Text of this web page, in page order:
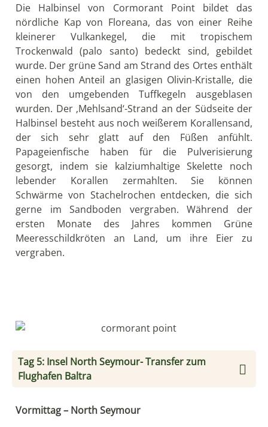
Die Halbinsel von Cormorant Point bildet das
nördliche Kap von Floreana, das von einer Reihe
kleinerer Vulkankegel, die mit tropischem
Trockenwald (palo santo) bedeckt sind, gebildet
wurde. Der grüne Sand am Strand des Ortes enthält
einen hohen Anteil an glasigen Olivin-Kristalle, die
von den umgebenden Tuffkegeln ausgeblasen
wurden. Der ‚Mehlsand‘-Strand an der Südseite der
Halbinsel besteht aus noch weißerem Korallensand,
der sich sehr glatt auf den Füßen anfühlt.
Papageienfische haben für die Pulverisierung
gesorgt, indem sie kalziumhaltige Skelette noch
lebender Korallen zermahlten. Sie können
Schwärme von Stachelrochen entdecken, die sich
gerne im Sandboden vergraben. Während der
ersten Monate des Jahres kommen Grüne
Meeresschildkröten an Land, um ihre Eier zu
vergraben.
Tag 5: Insel North Seymour- Transfer zum
Flughafen Baltra
Vormittag – North Seymour